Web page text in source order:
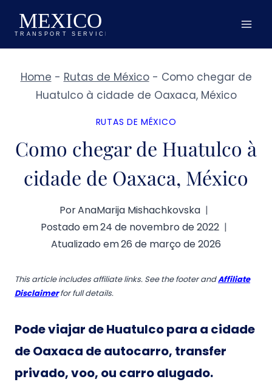
Pular
para
o
Conteúdo
Home - Rutas de México- Como chegar de
Huatulco à cidade de Oaxaca, México
RUTAS DE MÉXICO
Como chegar de Huatulco à
cidade de Oaxaca, México
PorAnaMarija Mishachkovska
Postado em24 de novembro de 2022
Atualizado em26 de março de 2026
This article includes affiliate links. See the footer andAffiliate
Disclaimerfor full details.
Pode viajar de Huatulco para a cidade
de Oaxaca de autocarro, transfer
privado, voo, ou carro alugado.